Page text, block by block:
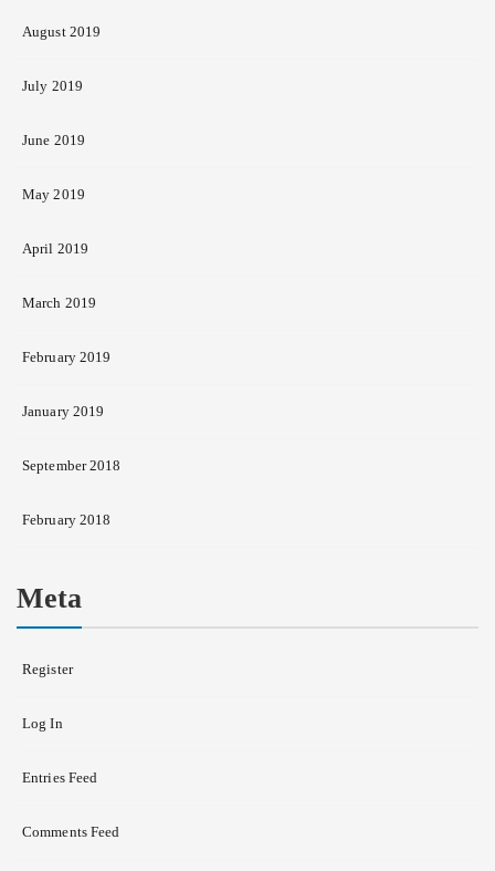
August 2019
July 2019
June 2019
May 2019
April 2019
March 2019
February 2019
January 2019
September 2018
February 2018
Meta
Register
Log In
Entries Feed
Comments Feed